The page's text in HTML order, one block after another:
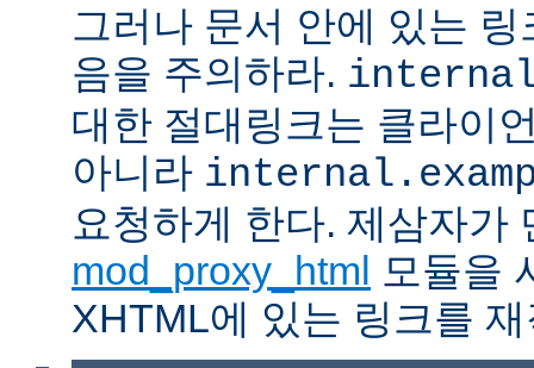
그러나 문서 안에 있는
음을 주의하라.
대한 절대링크는 클라이
아니라
요청하게 한다. 제삼자가
mod_proxy_html 모듈을
XHTML에 있는 링크를